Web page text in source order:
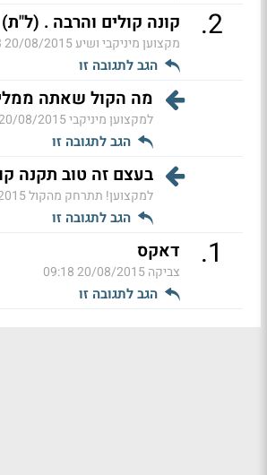
2
. קונה קולים והרבה . (ל"ת)
מקצוען מיניקבי ושיע20/08/2015 12:13
הגב לתגובה זו
מה הקול שאתה
למקצוען מיניקבי08/2015 12:25
הגב לתגובה זו
בעצם זה טוב תקנה
למקצוען! תתרחק מהקול12:24
הגב לתגובה זו
1
. דאקס
צביקה20/08/2015 09:18
הגב לתגובה זו